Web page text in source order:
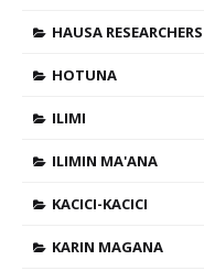
HAUSA RESEARCHERS
HOTUNA
ILIMI
ILIMIN MA'ANA
KACICI-KACICI
KARIN MAGANA